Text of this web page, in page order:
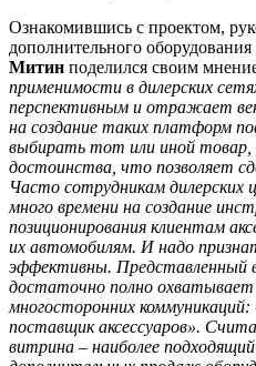
Ознакомившись с проектом,
дополнительного
Митин поделился своим
применимости в дилерских
перспективным и отражает
на создание таких платформ
выбирать тот или иной товар,
достоинства, что позволяет
Часто сотрудникам
много времени на создание
позиционирования клиентам
их автомобилям. И надо
эффективны. Представленный
достаточно полно охватывает
многосторонних
поставщик аксессуаров».
витрина – наиболее